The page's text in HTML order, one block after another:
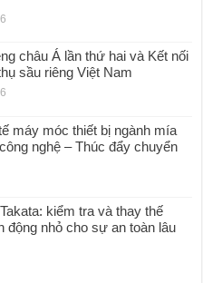
châu Á lần thứ hai và Kết nối
sầu riêng Việt Nam
máy móc thiết bị ngành mía
nghệ – Thúc đẩy chuyển
kiểm tra và thay thế
động nhỏ cho sự an toàn lâu